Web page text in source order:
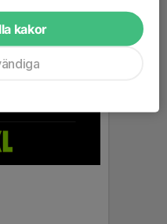
kakor